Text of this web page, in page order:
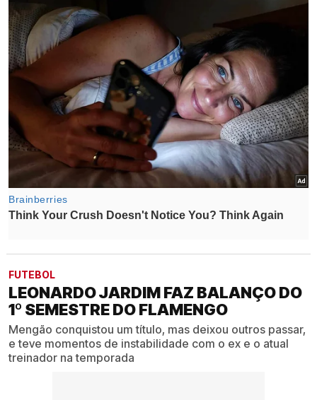
FUTEBOL
LEONARDO JARDIM FAZ BALANÇO DO
1º SEMESTRE DO FLAMENGO
Mengão conquistou um título, mas deixou outros passar,
e teve momentos de instabilidade com o ex e o atual
treinador na temporada